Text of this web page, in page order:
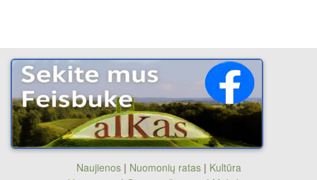
Naujienos| Nuomonių ratas| Kultūra